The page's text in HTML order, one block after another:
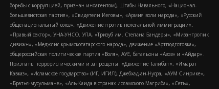
борьбы с коррупцией, признан иноагентом), Штабы Навального, «Национал-
большевистская партия», «Свидетели Иеговы», «Армия воли народа», «Русский
общенациональный союз», «Движение против нелегальной иммиграции»,
«Правый сектор», УНА-УНСО, УПА, «Тризуб им. Степана Бандеры», «Мизантропик
дивижн», «Меджлис крымскотатарского народа», движение «Артподготовка»,
общероссийская политическая партия «Воля», АУЕ, батальоны «Азов» и «Айдар».
Признаны террористическими и запрещены: «Движение Талибан», «Имарат
Кавказ», «Исламское государство» (ИГ, ИГИЛ), Джебхад-ан-Нусра, «АУМ Синрике»,
«Братья-мусульмане», «Аль-Каида в странах исламского Магриба», «Сеть»,